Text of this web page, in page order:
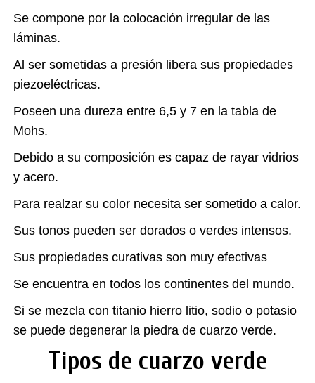
Se compone por la colocación irregular de las
láminas.
Al ser sometidas a presión libera sus propiedades
piezoeléctricas.
Poseen una dureza entre 6,5 y 7 en la tabla de
Mohs.
Debido a su composición es capaz de rayar vidrios
y acero.
Para realzar su color necesita ser sometido a calor.
Sus tonos pueden ser dorados o verdes intensos.
Sus propiedades curativas son muy efectivas
Se encuentra en todos los continentes del mundo.
Si se mezcla con titanio hierro litio, sodio o potasio
se puede degenerar la piedra de cuarzo verde.
Tipos de cuarzo verde